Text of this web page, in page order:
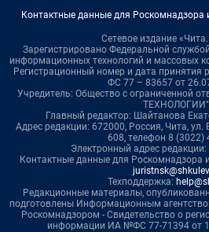
Контактные данные для Роскомнадзора
Сетевое издание
Зарегистрировано Федеральной
информационных технологий и массовых
Регистрационный номер и дата принятия
ФС 77 – 83657 от
Учредитель: Общество с ограниченной
ТЕХНОЛОГИИ"
Главный редактор: Шайтанова
Адрес редакции: 672000, Россия, Чита,
608, телефон 8 (3022)
Электронный адрес редакции:
Контактные данные для Роскомнадзора
Техподдержка:
Редакционные материалы,
подготовлены Информационным
Роскомнадзором - Свидетельство о
информации ИА №ФС 77-71394 от